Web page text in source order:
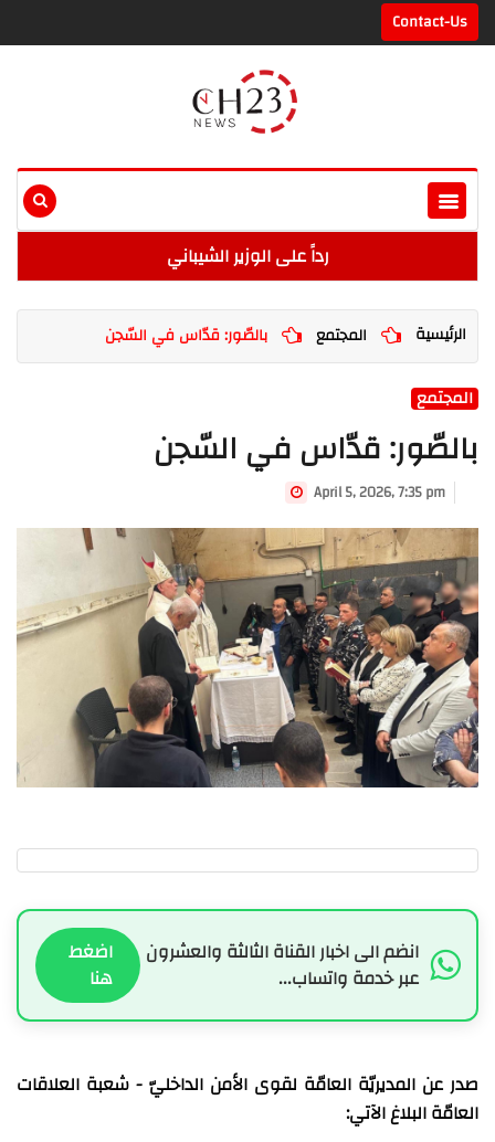
Contact-Us
رداً على الوزير الشيباني
الرئيسية المجتمع بالصّور: قدّاس في السّجن
المجتمع
بالصّور: قدّاس في السّجن
April 5, 2026, 7:35 pm
انضم الى اخبار القناة الثالثة والعشرون
عبر خدمة واتساب...
اضغط
هنا
صدر عن المديريّة العامّة لقوى الأمن الداخليّ - شعبة العلاقات
العامّة البلاغ الآتي: